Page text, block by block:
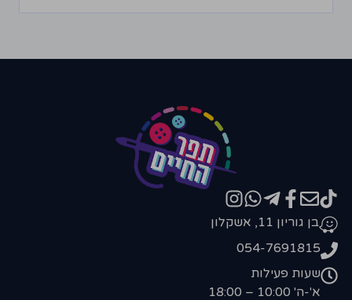
בן גוריון 11, אשקלון
054-7691815
שעות פעילות
א'-ה' 10:00 – 18:00